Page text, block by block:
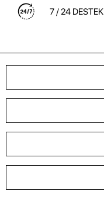
7 / 24 DESTEK